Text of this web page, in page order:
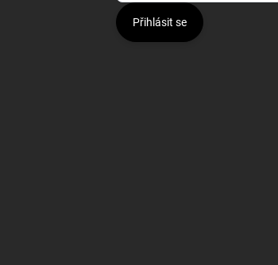
Přihlásit se